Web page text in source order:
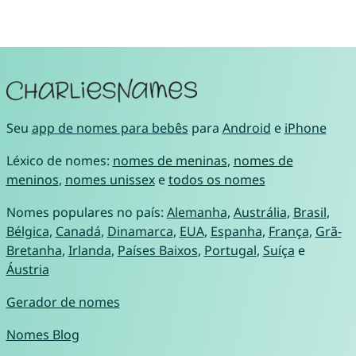
Seu app de nomes para bebês para Android e iPhone
Léxico de nomes: nomes de meninas, nomes de
meninos, nomes unissexetodos os nomes
Nomes populares no país: Alemanha, Austrália, Brasil,
Bélgica, Canadá, Dinamarca, EUA, Espanha, França, Grã-
Bretanha, Irlanda, Países Baixos, Portugal, Suíça e
Áustria
Gerador de nomes
Nomes Blog